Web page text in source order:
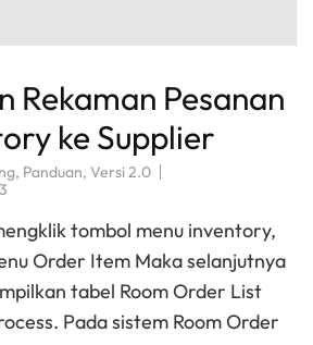
Rekaman Pesanan
ke Supplier
, Panduan, Versi 2.0
tombol menu inventory,
Order Item Maka selanjutnya
tabel Room Order List
Pada sistem Room Order